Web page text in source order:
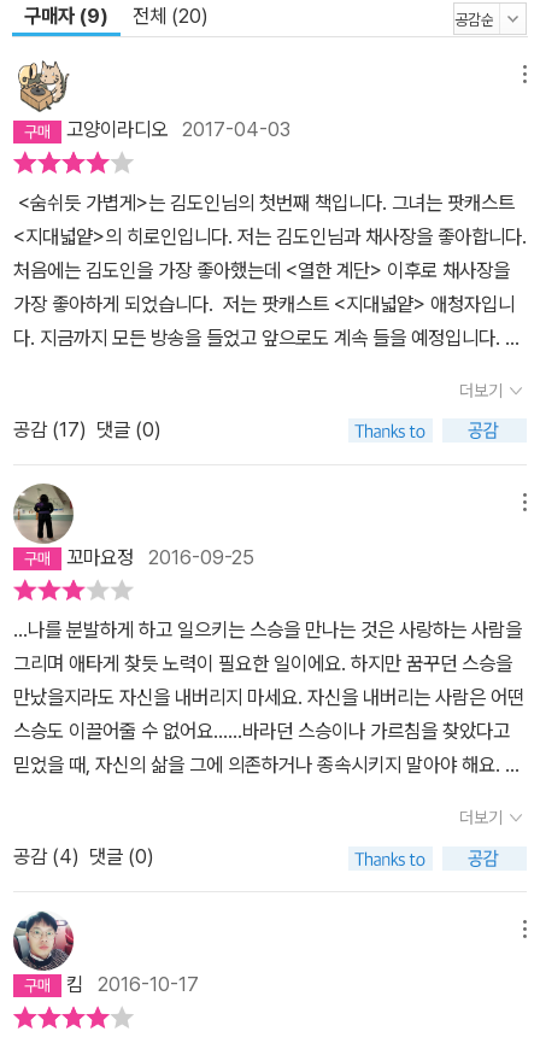
구매자 (9) 전체 (20)
고양이라디오 2017-04-03
<숨쉬듯 가볍게>는 김도인님의 첫번째 책입니다. 그녀는 팟캐스트
<지대넓얕>의 히로인입니다. 저는 김도인님과 채사장을 좋아합니다.
처음에는 김도인을 가장 좋아했는데 <열한 계단> 이후로 채사장을
가장 좋아하게 되었습니다. 저는 팟캐스트 <지대넓얕> 애청자입니
다. 지금까지 모든 방송을 들었고 앞으로도 계속 들을 예정입니다. 주
이 기대했습니다. 가장 좋아하는 패널이었고 팟캐스트에서도 그녀의
이야기에 많이 공감하고 도움을 받았기 때문입니다. 그래서 심지어?
구입해서 보았습니다. 솔직히 말씀드리자면 다소 아쉬웠습니다. 구체
적으로 뭐가 아쉽다고 말하긴 어렵습니다만, 좀처럼 책에 손이 가지
않았습니다. 큰 감흥도 없었습니다. 그래서 그런지 리뷰를 쓰기가 더
욱 어려웠습니다. 제가 좋아하는 김도인인데, 좋은 이야기를 써드리
고 싶은데... 5개월의 시간이 지난 뒤 이제는 말할 수 있습니다. 일단
책 내용이 크게 공감가지 않았습니다. 어쩌면 채사장의 <열한 계단>
처럼 자신의 이야기를 좀 더 풀어주었더라면 독자의 깊은 공감을 이
끌어내지 않았을까 싶습니다. 그리고 기존에 김도인님이 항상 팟캐스
트에서 하시던 말씀들이라 크게 새롭지도 않았습니다. 이미 익숙한
내용, 피상적이고 원론적으로 흐르는 이야기. 분명 어느 정도 도움도
되고 제 과거를 돌이켜보게 했고 좋은 내용을 담고 있었습니다만 가
장 중요한 요소인 재미가 별로 없었습니다. 이 재미라는 것이 묘합니
어딘가를 자극하면 팔딱하고 일어날거 같은데 미묘하게 포인트가 자
꾸 빗나갑니다. 결국 '아, 좋은 말씀 잘들었습니다. 감사합니다.' 하고
끝나버리고 맙니다. 재밌는 글은 어떻게 써야하는 걸까요? 그것은 노
력으로 되는 문제일까요? 아니면 천부적인 재능이 필요한 걸까요?
더보기
공감 (17) 댓글 (0)
꼬마요정 2016-09-25
...나를 분발하게 하고 일으키는 스승을 만나는 것은 사랑하는 사람을
그리며 애타게 찾듯 노력이 필요한 일이에요. 하지만 꿈꾸던 스승을
만났을지라도 자신을 내버리지 마세요. 자신을 내버리는 사람은 어떤
스승도 이끌어줄 수 없어요......바라던 스승이나 가르침을 찾았다고
믿었을 때, 자신의 삶을 그에 의존하거나 종속시키지 말아야 해요. 평
침이나 스승, 단체를 만났을 때는 놓아버리게 됩니다......하지만 스승
이 나의 삶을, 나의 미래를, 나의 능력을 나보다 더 잘 알 것이라고 믿
는다면 늘 종속된 상태에서 벗어날 수 없어요. 결국 믿었던 가르침, 스
승, 단체를 떠날 때 오랜 시간 동안 자신이 훼손되었다는 것을 깨닫게
될 뿐입니다. 믿음만으로는 행복을 얻을 수 없어요....자기 삶을 이해
받기 위해서 자신을 버리지 마세요.(pp.188-189)
더보기
공감 (4) 댓글 (0)
킴 2016-10-17